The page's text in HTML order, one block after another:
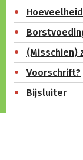
Hoeveelheid
(Misschien)
Voorschrift?
Bijsluiter